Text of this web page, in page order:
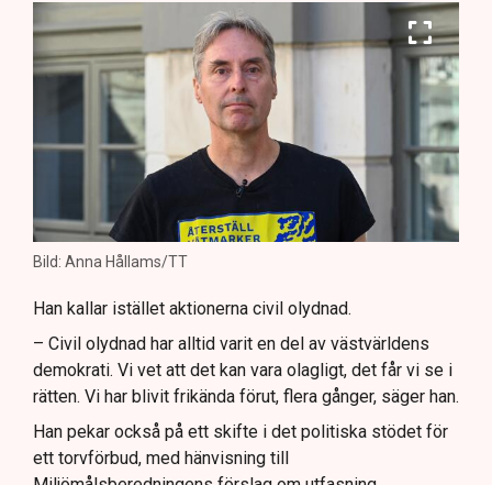
Bild: Anna Hållams/TT
Han kallar istället aktionerna civil olydnad.
– Civil olydnad har alltid varit en del av västvärldens
demokrati. Vi vet att det kan vara olagligt, det får vi se i
rätten. Vi har blivit frikända förut, flera gånger, säger han.
Han pekar också på ett skifte i det politiska stödet för
ett torvförbud, med hänvisning till